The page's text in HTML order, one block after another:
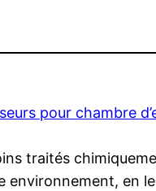
pour chambre
traités
environnement, en